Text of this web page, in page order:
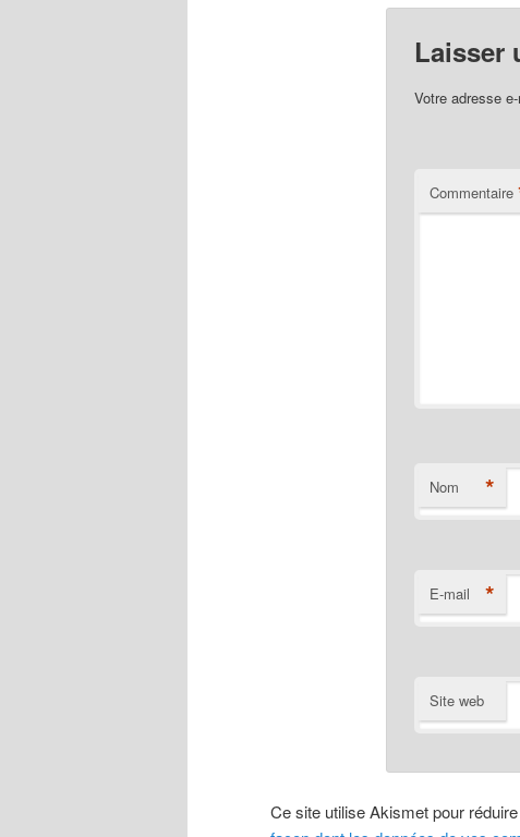
Laisser
Votre adresse
Commentaire
Nom *
E-mail *
Site web
Ce site utilise Akismet pour